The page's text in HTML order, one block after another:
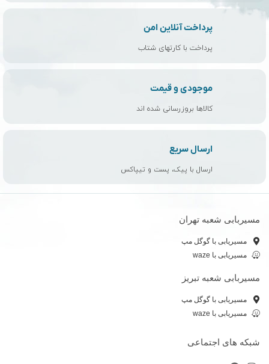
پرداخت آنلاین امن
پرداخت با کارتهای شتاب
موجودی و قیمت
کالاها بروزرسانی شده اند
ارسال سریع
ارسال با پیک، پست و تیپاکس
مسیربابی شعبه تهران
مسیریابی با گوگل مپ
مسیریابی با waze
مسیربابی شعبه تبریز
مسیریابی با گوگل مپ
مسیریابی با waze
شبکه های اجتماعی